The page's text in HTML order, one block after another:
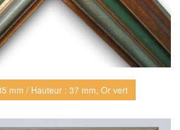
mm / Hauteur : 37 mm, Or vert